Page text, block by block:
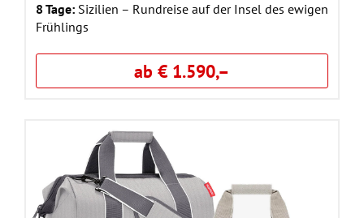
8 Tage: Sizilien – Rundreise auf der Insel des ewigen
Frühlings
ab € 1.590,–